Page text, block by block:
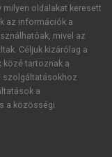
oldalakat keresett
az információk a
mivel az
Céljuk kizárólag a
közé tartoznak a
szolgáltatásokhoz
a
a közösségi